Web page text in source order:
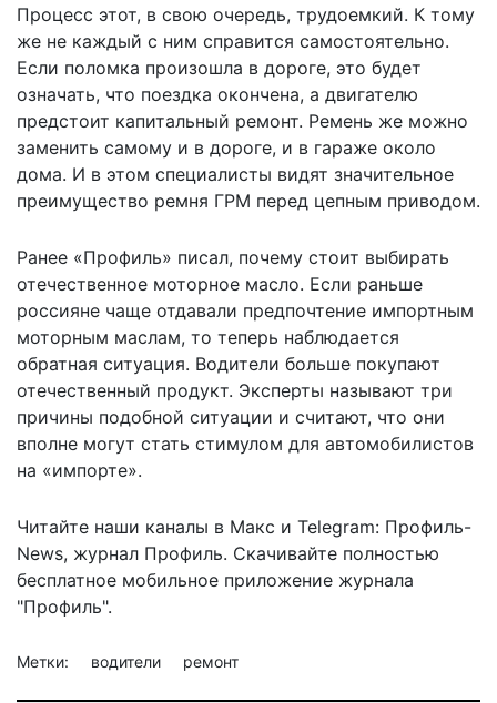
Процесс этот, в свою очередь, трудоемкий. К тому
же не каждый с ним справится самостоятельно.
Если поломка произошла в дороге, это будет
означать, что поездка окончена, а двигателю
предстоит капитальный ремонт. Ремень же можно
заменить самому и в дороге, и в гараже около
дома. И в этом специалисты видят значительное
преимущество ремня ГРМ перед цепным приводом.
Ранее «Профиль» писал, почему стоит выбирать
отечественное моторное масло. Если раньше
россияне чаще отдавали предпочтение импортным
моторным маслам, то теперь наблюдается
обратная ситуация. Водители больше покупают
отечественный продукт. Эксперты называют три
причины подобной ситуации и считают, что они
вполне могут стать стимулом для автомобилистов
на «импорте».
Читайте наши каналы в Макс и Telegram: Профиль-
News, журнал Профиль. Скачивайте полностью
бесплатное мобильное приложение журнала
"Профиль".
Метки: водители ремонт